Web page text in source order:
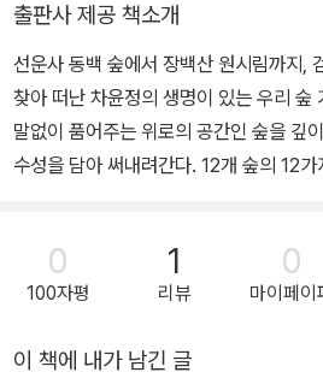
003년 올해의 환경책), <식물은 왜 바흐
나라>, <숲 생태학 강의> 등이 있다. 그
<신갈나무 투쟁기> 개정판도 함께 냈다.
저술가'로서 그의 명성을 높인 책. 내용
진도 대폭 바꿨다. 또 곧 출간할 미국 서
출판사 제공 책소개
선운사 동백 숲에서 장백산 원시림까지,
찾아 떠난 차윤정의 생명이 있는 우리 숲
말없이 품어주는 위로의 공간인 숲을 깊
수성을 담아 써내려간다. 12개 숲의 12
껴본다. 환경정의 선정 ‘다음 100년을 살리
태전문가 차윤정이 찾아간 생명이 있는
를 만나고 숲을 거닐었던 여정의 기록이
생태전문가 차윤정이 <다시 걷고 싶은 우
0
100자평
1
리뷰
0
마이페이
이 책에 내가 남긴 글